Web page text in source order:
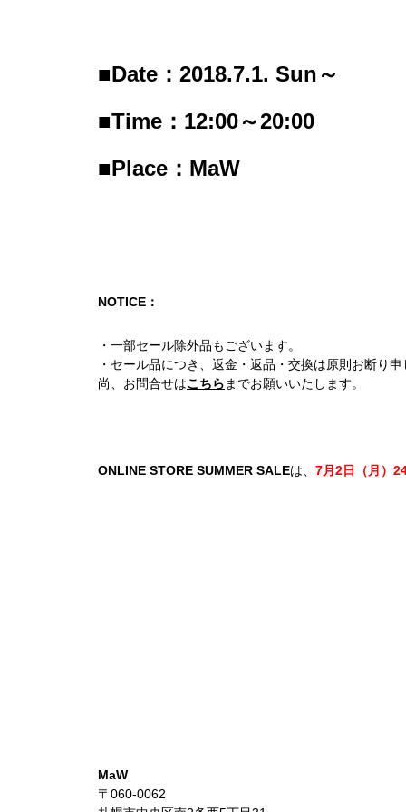
■Date：2018.7.1. Sun～
■Time：12:00～20:00
■Place：MaW
NOTICE：
・一部セール除外品もございます。
・セール品につき、返金・返品・交換は原則お断り申
尚、お問合せはこちらまでお願いいたします。
ONLINE STORE SUMMER SALEは、 7月2日（月）
MaW
〒060-0062